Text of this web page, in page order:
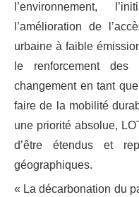
l’environnement,
l’amélioration de
urbaine à faible
le renforcement des
changement en tant
faire de la mobilité
une priorité absolue,
d’être étendus et
géographiques.
« La décarbonation du